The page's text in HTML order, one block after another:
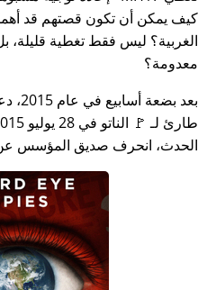
كيف يمكن أن تكون قصتهم قد
الغربية؟ ليس فقط تغطية قليلة،
معدومة؟
الحدث، انحرف صديق المؤسس عن